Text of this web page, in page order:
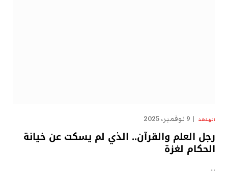
الهدهد 9 نوفمبر، 2025
رجل العلم والقرآن.. الذي لم يسكت عن خيانة
الحكام لغزة
…